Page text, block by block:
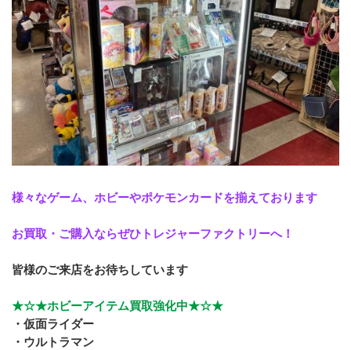
様々なゲーム、ホビーやポケモンカードを揃えております
お買取・ご購入ならぜひトレジャーファクトリーへ！
皆様のご来店をお待ちしています
★☆★ホビーアイテム買取強化中★☆★
・仮面ライダー
・ウルトラマン